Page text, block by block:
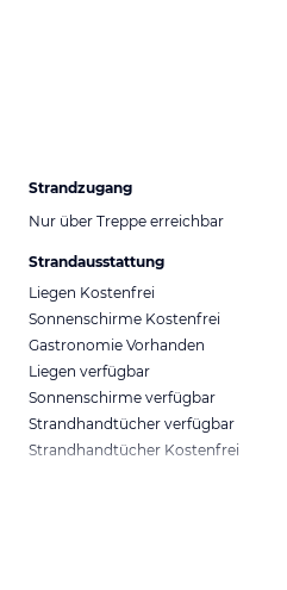
Strandzugang
Nur über Treppe erreichbar
Strandausstattung
Liegen Kostenfrei
Sonnenschirme Kostenfrei
Gastronomie Vorhanden
Liegen verfügbar
Sonnenschirme verfügbar
Strandhandtücher verfügbar
Strandhandtücher Kostenfrei